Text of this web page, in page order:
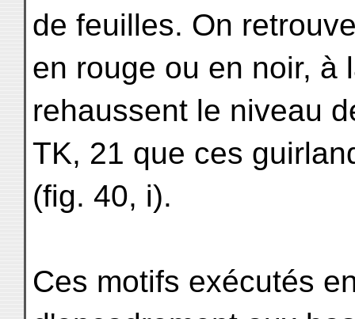
de feuilles. On
en rouge ou en noir, à
rehaussent le niveau
TK, 21 que ces
(fig. 40, i).
Ces motifs exécutés